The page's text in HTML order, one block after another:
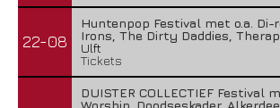
22-08
Huntenpop Festival met o.a. Di-
Irons, The Dirty Daddies,
Ulft
Tickets
DUISTER COLLECTIEF Festival